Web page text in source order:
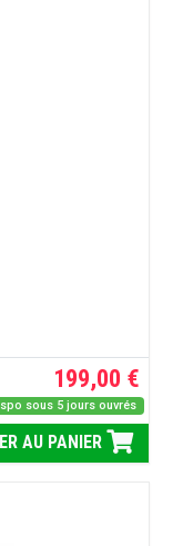
199,00 €
sous 5 jours ouvrés
AU PANIER